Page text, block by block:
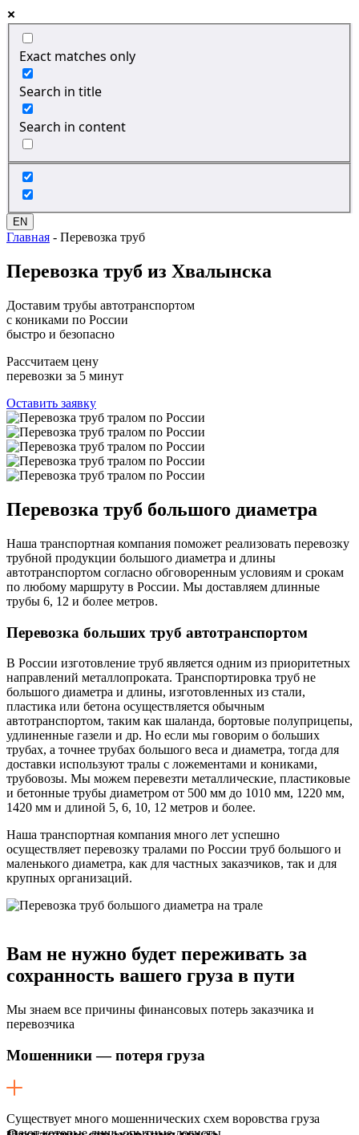
Exact matches only
Search in title
Search in content
EN
Главная - Перевозка труб
Перевозка труб из Хвалынска
Доставим трубы автотранспортом
с кониками по России
быстро и безопасно
Рассчитаем цену
перевозки за 5 минут
Оставить заявку
Перевозка труб большого диаметра
Наша транспортная компания поможет реализовать перевозку
трубной продукции большого диаметра и длины
автотранспортом согласно обговоренным условиям и срокам
по любому маршруту в России. Мы доставляем длинные
трубы 6, 12 и более метров.
Перевозка больших труб автотранспортом
В России изготовление труб является одним из приоритетных
направлений металлопроката. Транспортировка труб не
большого диаметра и длины, изготовленных из стали,
пластика или бетона осуществляется обычным
автотранспортом, таким как шаланда, бортовые полуприцепы,
удлиненные газели и др. Но если мы говорим о больших
трубах, а точнее трубах большого веса и диаметра, тогда для
доставки используют тралы с ложементами и кониками,
трубовозы. Мы можем перевезти металлические, пластиковые
и бетонные трубы диаметром от 500 мм до 1010 мм, 1220 мм,
1420 мм и длиной 5, 6, 10, 12 метров и более.
Наша транспортная компания много лет успешно
осуществляет перевозку тралами по России труб большого и
маленького диаметра, как для частных заказчиков, так и для
крупных организаций.
Вам не нужно будет переживать за
сохранность вашего груза в пути
Мы знаем все причины финансовых потерь заказчика и
перевозчика
Мошенники — потеря груза
Существует много мошеннических схем воровства груза